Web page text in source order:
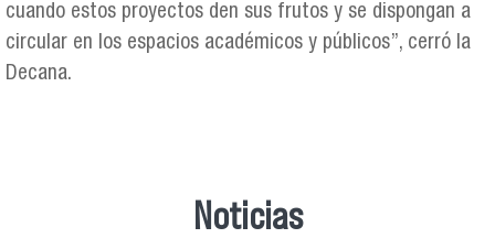
cuando estos proyectos den sus frutos y se dispongan a
circular en los espacios académicos y públicos”, cerró la
Decana.
Noticias